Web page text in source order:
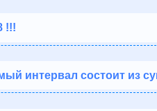
!!!
интервал состоит из